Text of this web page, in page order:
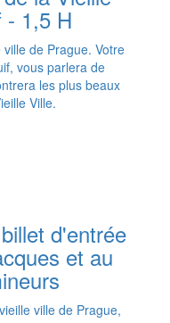
- 1,5 H
de Prague. Votre
vous parlera de
les plus beaux
Ville.
d'entrée
et au
ville de Prague,